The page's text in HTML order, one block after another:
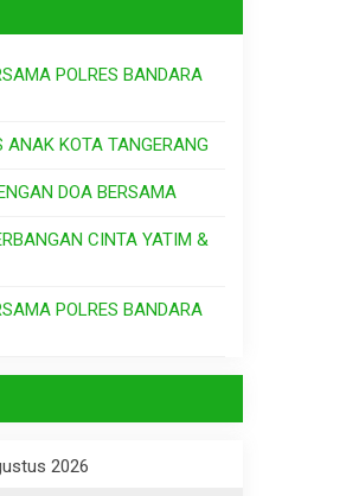
POLRES BANDARA
KOTA TANGERANG
DOA BERSAMA
CINTA YATIM &
POLRES BANDARA
2026